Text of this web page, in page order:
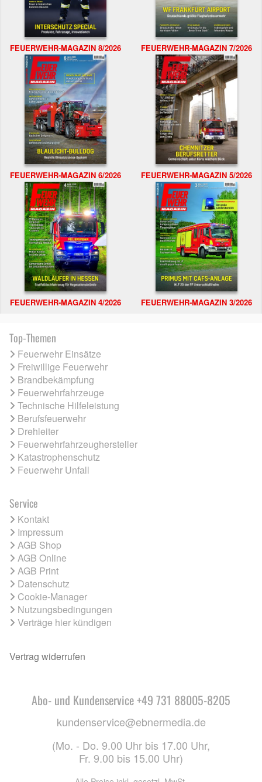
FEUERWEHR-MAGAZIN 8/2026 FEUERWEHR-MAGAZIN 7/2026
FEUERWEHR-MAGAZIN 6/2026 FEUERWEHR-MAGAZIN 5/2026
FEUERWEHR-MAGAZIN 4/2026 FEUERWEHR-MAGAZIN 3/2026
Top-Themen
Feuerwehr Einsätze
Freiwillige Feuerwehr
Brandbekämpfung
Feuerwehrfahrzeuge
Technische Hilfeleistung
Berufsfeuerwehr
Drehleiter
Feuerwehrfahrzeughersteller
Katastrophenschutz
Feuerwehr Unfall
Service
Kontakt
Impressum
AGB Shop
AGB Online
AGB Print
Datenschutz
Cookie-Manager
Nutzungsbedingungen
Verträge hier kündigen
Vertrag widerrufen
Abo- und Kundenservice +49 731 88005-8205
kundenservice@ebnermedia.de
(Mo. - Do. 9.00 Uhr bis 17.00 Uhr,
Fr. 9.00 bis 15.00 Uhr)